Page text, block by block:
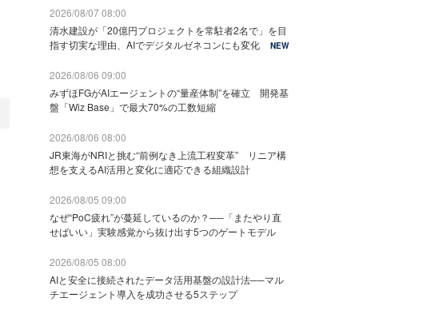
2026/08/07 08:00
清水建設が「20億円プロジェクトを常駐者2名で」を目
指す切実な理由、AIでデジタルゼネコンにも変化
NEW
2026/08/06 09:00
みずほFGがAIエージェントの“量産体制”を確立 開発基
盤「Wiz Base」で最大70%の工数短縮
2026/08/06 08:00
JR東海がNRIと挑む“前例なき上流工程変革” リニア構
想を支えるAI活用と変化に適応できる組織設計
2026/08/05 09:00
なぜ“PoC疲れ”が蔓延しているのか？──「またやり直
せばいい」実験感覚から抜け出す5つのゲートモデル
2026/08/05 08:00
AIと安全に接続されたデータ活用基盤の設計法──マル
チエージェント導入を成功させる5ステップ